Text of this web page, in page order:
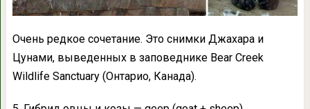
Очень редкое сочетание. Это снимки Джахара и
Цунами, выведенных в заповеднике Bear Creek
Wildlife Sanctuary (Онтарио, Канада).